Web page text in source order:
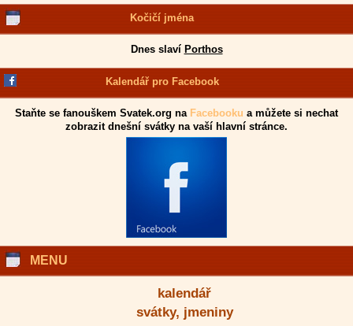
Kočičí jména
Dnes slaví Porthos
Kalendář pro Facebook
Staňte se fanouškem Svatek.org na Facebooku a můžete si nechat
zobrazit dnešní svátky na vaší hlavní stránce.
MENU
kalendář
svátky, jmeniny